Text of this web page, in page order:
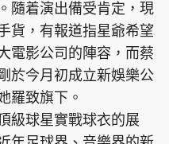
隨着演出備受肯定，現
貨，有報道指星爺希望
電影公司的陣容，而蔡
於今月初成立新娛樂公
羅致旗下。
級球星實戰球衣的展